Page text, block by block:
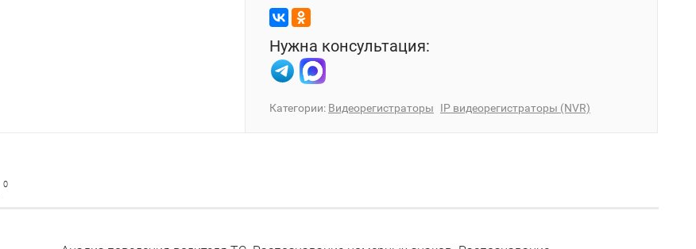
Нужна консультация:
Категории: Видеорегистраторы IP видеорегистраторы (NVR)
0